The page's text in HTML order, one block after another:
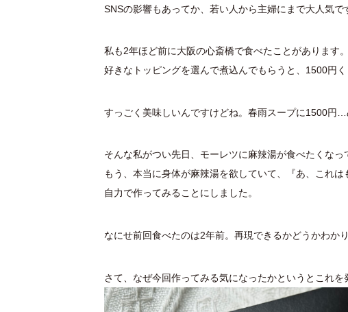
SNSの影響もあってか、若い人から主婦にまで大人気で
私も2年ほど前に大阪の心斎橋で食べたことがあります
好きなトッピングを選んで煮込んでもらうと、1500円
すっごく美味しいんですけどね。春雨スープに1500円
そんな私がつい先日、モーレツに麻辣湯が食べたくなっ
もう、本当に身体が麻辣湯を欲していて、『あ、これは
自力で作ってみることにしました。
なにせ前回食べたのは2年前。再現できるかどうかわか
さて、なぜ今回作ってみる気になったかというとこれを